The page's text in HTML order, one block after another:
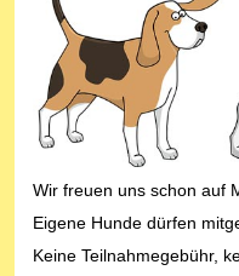
Wir freuen uns schon auf
Eigene Hunde dürfen
Keine Teilnahmegebühr,